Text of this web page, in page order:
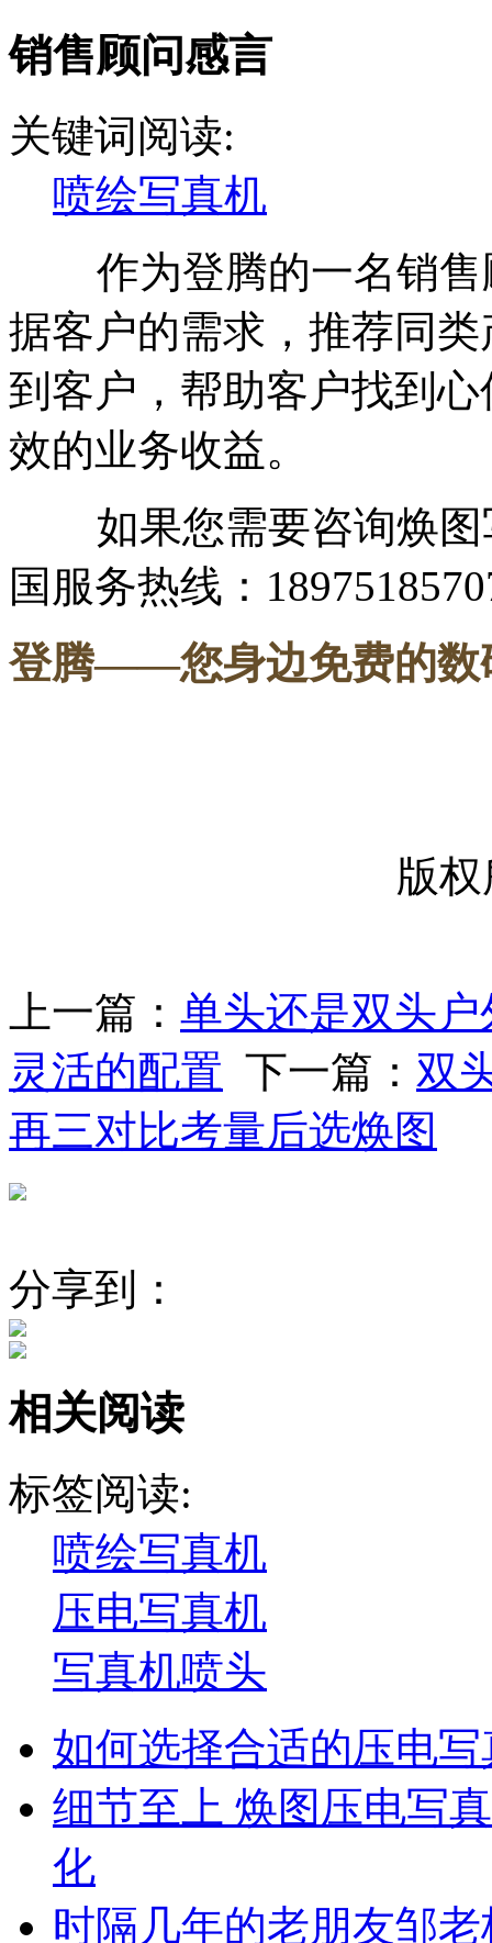
销售顾问感言
关键词阅读:
喷绘写真机
作为登腾的一名销售
据客户的需求，推荐同
到客户，帮助客户找到
效的业务收益。
如果您需要咨询焕图
国服务热线：
登腾——您身边免费的数
版
上一篇： 单头还是双头
灵活的配置 下一篇： 双
再三对比考量后选焕图
分享到：
相关阅读
标签阅读:
喷绘写真机
压电写真机
写真机喷头
如何选择合适的压电
细节至上 焕图压电写
化
时隔几年的老朋友邹